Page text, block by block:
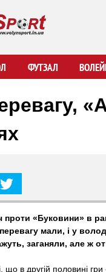
ФУТЗАЛ
проти «Буковини» в
мали, і у
заганяли, але ж
в другій половині гри